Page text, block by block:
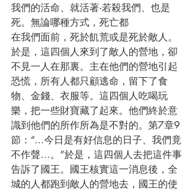
我們的活命、就活著‧若殺我們、也是
死。無論哪種方式，死亡都
在我們面前，死於飢荒或是死於敵人。
於是，這四個人來到了敵人的營地，卻
不見一人在那裏。主在他們的營地引起
恐慌，所有人都只顧逃命，留下了食
物、金錢、衣服等。這四個人吃喝玩
樂，把一些財寶藏了起來。他們終於意
識到他們的所作所為是不對的。第7章9
節：“…今日是有好信息的日子、我們竟
不作聲…。”於是，這四個人去把這件事
告訴了國王。國王核實這一消息後，全
城的人都跑到敵人的營地去，國王的使